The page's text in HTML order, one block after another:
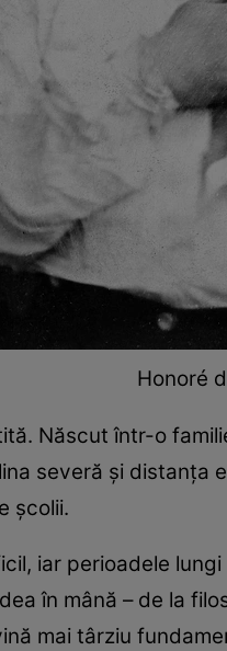
Honoré
Născut într-o
severă și distanța
școlii.
iar perioadele
în mână – de la
mai târziu